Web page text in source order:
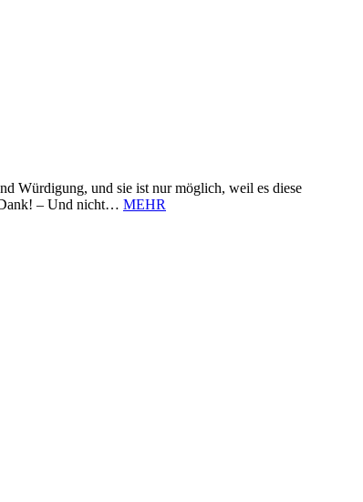
Würdigung, und sie ist nur möglich, weil es diese
Dank! – Und nicht… MEHR